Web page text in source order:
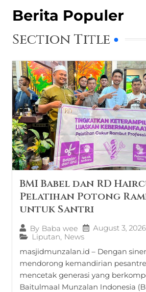
Berita Populer
Section Title
BMI Babel dan RD
Pelatihan Potong
untuk Santri
By Baba wee
August 3, 2026
Liputan, News
masjidmunzalan.id – Dengan
mendorong kemandirian
mencetak generasi yang
Baitulmaal Munzalan Indonesia